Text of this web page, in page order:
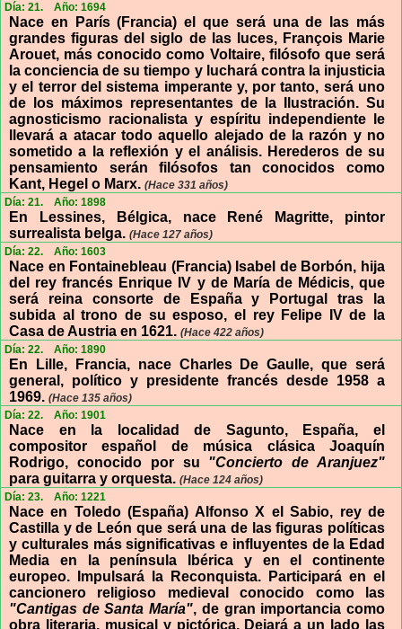
Día: 21. Año: 1694
Nace en París (Francia) el que será una de las más
grandes figuras del siglo de las luces, François Marie
Arouet, más conocido como Voltaire, filósofo que será
la conciencia de su tiempo y luchará contra la injusticia
y el terror del sistema imperante y, por tanto, será uno
de los máximos representantes de la Ilustración. Su
agnosticismo racionalista y espíritu independiente le
llevará a atacar todo aquello alejado de la razón y no
sometido a la reflexión y el análisis. Herederos de su
pensamiento serán filósofos tan conocidos como
Kant, Hegel o Marx. (Hace 331 años)
Día: 21.
Año: 1898
En Lessines, Bélgica, nace René Magritte, pintor
surrealista belga. (Hace 127 años)
Día: 22.
Año: 1603
Nace en Fontainebleau (Francia) Isabel de Borbón, hija
del rey francés Enrique IV y de María de Médicis, que
será reina consorte de España y Portugal tras la
subida al trono de su esposo, el rey Felipe IV de la
Casa de Austria en 1621. (Hace 422 años)
Día: 22.
Año: 1890
En Lille, Francia, nace Charles De Gaulle, que será
general, político y presidente francés desde 1958 a
1969. (Hace 135 años)
Día: 22.
Año: 1901
Nace en la localidad de Sagunto, España, el
compositor español de música clásica Joaquín
Rodrigo, conocido por su "Concierto de Aranjuez"
para guitarra y orquesta. (Hace 124 años)
Día: 23.
Año: 1221
Nace en Toledo (España) Alfonso X el Sabio, rey de
Castilla y de León que será una de las figuras políticas
y culturales más significativas e influyentes de la Edad
Media en la península Ibérica y en el continente
europeo. Impulsará la Reconquista. Participará en el
cancionero religioso medieval conocido como las
"Cantigas de Santa María", de gran importancia como
obra literaria, musical y pictórica. Dejará a un lado las